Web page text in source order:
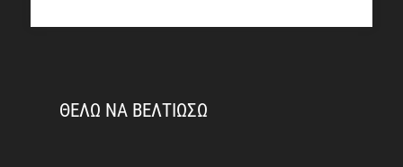
ΘΕΛΩ ΝΑ ΒΕΛΤΙΩΣΩ